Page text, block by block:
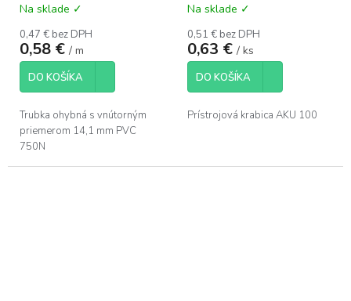
Na sklade ✓
0,47 € bez DPH
0,58 € / m
DO KOŠÍKA
Trubka ohybná s vnútorným
priemerom 14,1 mm PVC
750N
Na sklade ✓
0,51 € bez DPH
0,63 € / ks
DO KOŠÍKA
Prístrojová krabica AKU 100